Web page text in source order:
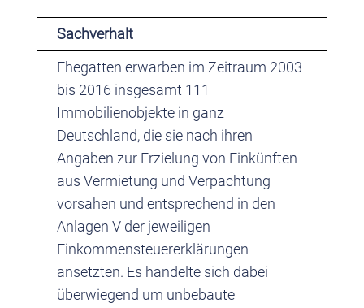
Sachverhalt
Ehegatten erwarben im Zeitraum 2003
bis 2016 insgesamt 111
Immobilienobjekte in ganz
Deutschland, die sie nach ihren
Angaben zur Erzielung von Einkünften
aus Vermietung und Verpachtung
vorsahen und entsprechend in den
Anlagen V der jeweiligen
Einkommensteuererklärungen
ansetzten. Es handelte sich dabei
überwiegend um unbebaute